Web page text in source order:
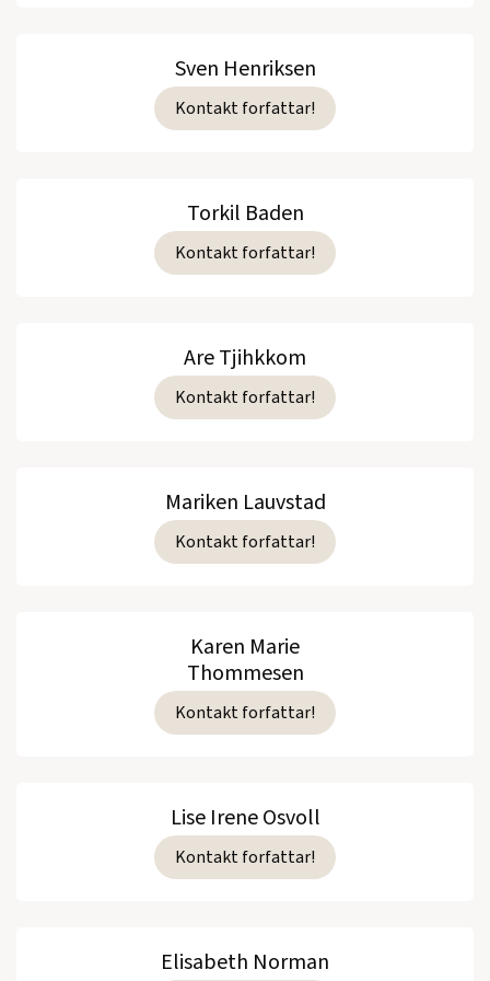
Sven Henriksen
Kontakt forfattar!
Torkil Baden
Kontakt forfattar!
Are Tjihkkom
Kontakt forfattar!
Mariken Lauvstad
Kontakt forfattar!
Karen Marie
Thommesen
Kontakt forfattar!
Lise Irene Osvoll
Kontakt forfattar!
Elisabeth Norman